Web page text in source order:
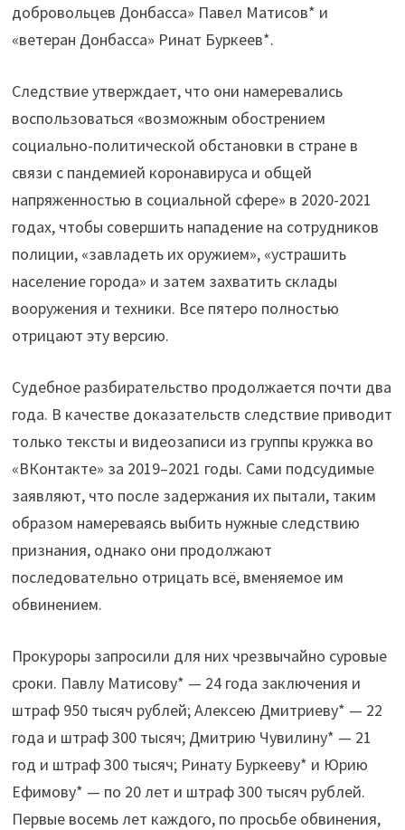
добровольцев Донбасса» Павел Матисов* и
«ветеран Донбасса» Ринат Буркеев*.
Следствие утверждает, что они намеревались
воспользоваться «возможным обострением
социально-политической обстановки в стране в
связи с пандемией коронавируса и общей
напряженностью в социальной сфере» в 2020-2021
годах, чтобы совершить нападение на сотрудников
полиции, «завладеть их оружием», «устрашить
население города» и затем захватить склады
вооружения и техники. Все пятеро полностью
отрицают эту версию.
Судебное разбирательство продолжается почти два
года. В качестве доказательств следствие приводит
только тексты и видеозаписи из группы кружка во
«ВКонтакте» за 2019–2021 годы. Сами подсудимые
заявляют, что после задержания их пытали, таким
образом намереваясь выбить нужные следствию
признания, однако они продолжают
последовательно отрицать всё, вменяемое им
обвинением.
Прокуроры запросили для них чрезвычайно суровые
сроки. Павлу Матисову* — 24 года заключения и
штраф 950 тысяч рублей; Алексею Дмитриеву* — 22
года и штраф 300 тысяч; Дмитрию Чувилину* — 21
год и штраф 300 тысяч; Ринату Буркееву* и Юрию
Ефимову* — по 20 лет и штраф 300 тысяч рублей.
Первые восемь лет каждого, по просьбе обвинения,